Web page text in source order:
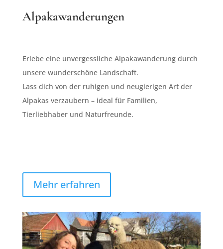
Alpakawanderungen
Erlebe eine unvergessliche Alpakawanderung durch
unsere wunderschöne Landschaft.
Lass dich von der ruhigen und neugierigen Art der
Alpakas verzaubern – ideal für Familien,
Tierliebhaber und Naturfreunde.
Mehr erfahren